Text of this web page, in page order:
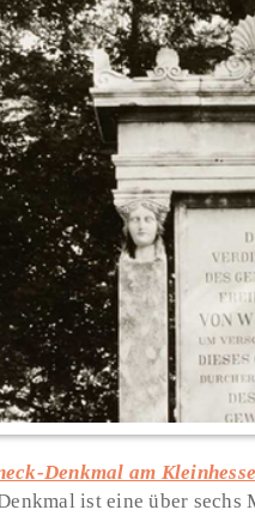
Denkmal am
ist eine über